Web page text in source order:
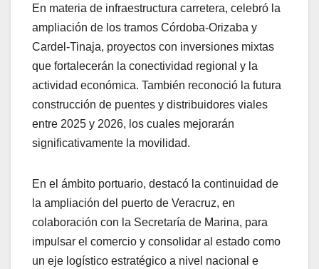
En materia de infraestructura carretera, celebró la
ampliación de los tramos Córdoba-Orizaba y
Cardel-Tinaja, proyectos con inversiones mixtas
que fortalecerán la conectividad regional y la
actividad económica. También reconoció la futura
construcción de puentes y distribuidores viales
entre 2025 y 2026, los cuales mejorarán
significativamente la movilidad.
En el ámbito portuario, destacó la continuidad de
la ampliación del puerto de Veracruz, en
colaboración con la Secretaría de Marina, para
impulsar el comercio y consolidar al estado como
un eje logístico estratégico a nivel nacional e